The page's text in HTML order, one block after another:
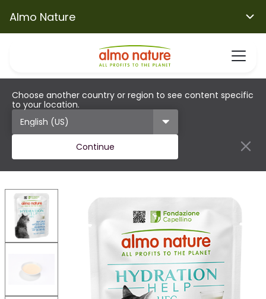
Almo Nature
Choose another country or region to see content specific
to your location.
Continue